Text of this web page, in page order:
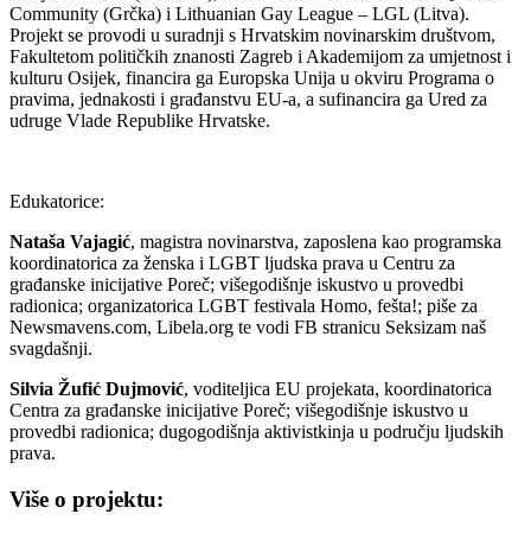
Community (Grčka) i Lithuanian Gay League – LGL (Litva).
Projekt se provodi u suradnji s Hrvatskim novinarskim društvom,
Fakultetom političkih znanosti Zagreb i Akademijom za umjetnost i
kulturu Osijek, financira ga Europska Unija u okviru Programa o
pravima, jednakosti i građanstvu EU-a, a sufinancira ga Ured za
udruge Vlade Republike Hrvatske.
Edukatorice:
Nataša Vajagić, magistra novinarstva, zaposlena kao programska
koordinatorica za ženska i LGBT ljudska prava u Centru za
građanske inicijative Poreč; višegodišnje iskustvo u provedbi
radionica; organizatorica LGBT festivala Homo, fešta!; piše za
Newsmavens.com, Libela.org te vodi FB stranicu Seksizam naš
svagdašnji.
Silvia Žufić Dujmović, voditeljica EU projekata, koordinatorica
Centra za građanske inicijative Poreč; višegodišnje iskustvo u
provedbi radionica; dugogodišnja aktivistkinja u području ljudskih
prava.
Više o projektu: